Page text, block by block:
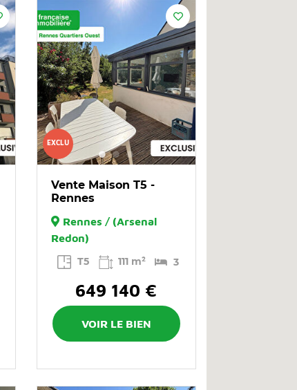
EXCLU
Vente Maison T5 -
Rennes
Rennes / (Arsenal
Redon)
T5
111 m² 3
649 140 €
VOIR LE BIEN